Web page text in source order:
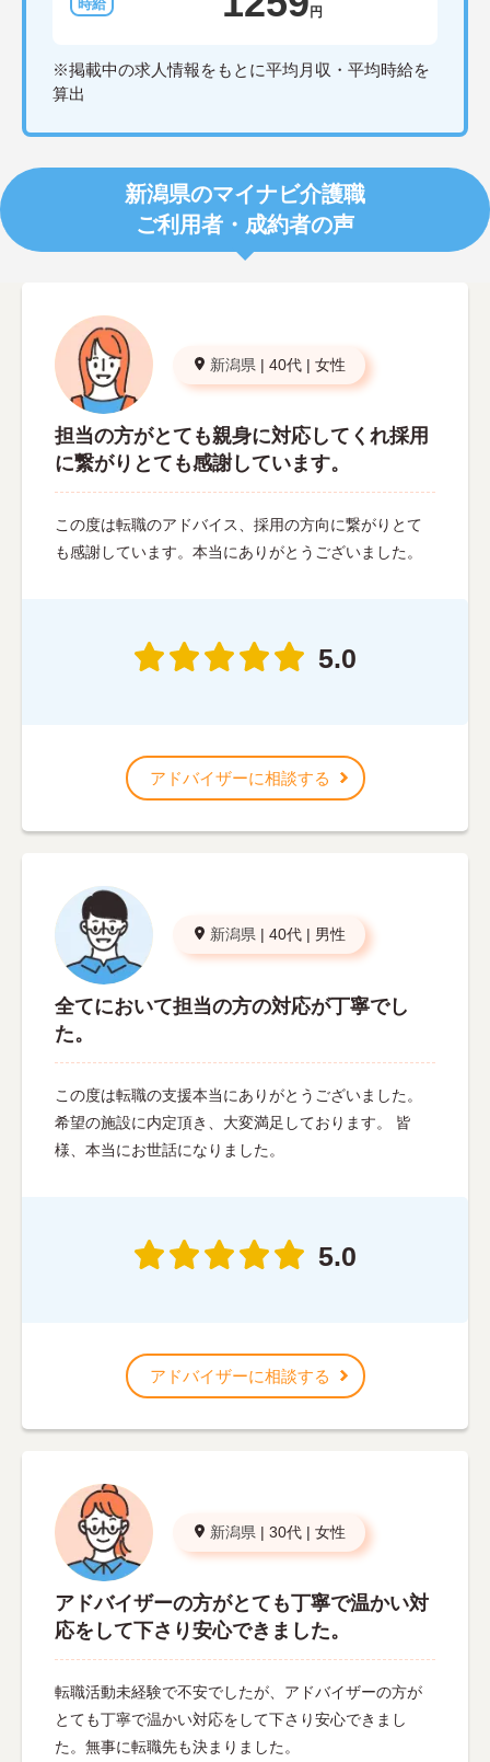
円
※掲載中の求人情報をもとに平均月収・平均時給を
算出
新潟県のマイナビ介護職
ご利用者・成約者の声
新潟県 | 40代 | 女性
担当の方がとても親身に対応してくれ採用
に繋がりとても感謝しています。
この度は転職のアドバイス、採用の方向に繋がりとて
も感謝しています。本当にありがとうございました。
5.0
アドバイザーに相談する
新潟県 | 40代 | 男性
全てにおいて担当の方の対応が丁寧でし
た。
この度は転職の支援本当にありがとうございました。
希望の施設に内定頂き、大変満足しております。 皆
様、本当にお世話になりました。
5.0
アドバイザーに相談する
新潟県 | 30代 | 女性
アドバイザーの方がとても丁寧で温かい対
応をして下さり安心できました。
転職活動未経験で不安でしたが、アドバイザーの方が
とても丁寧で温かい対応をして下さり安心できまし
た。無事に転職先も決まりました。